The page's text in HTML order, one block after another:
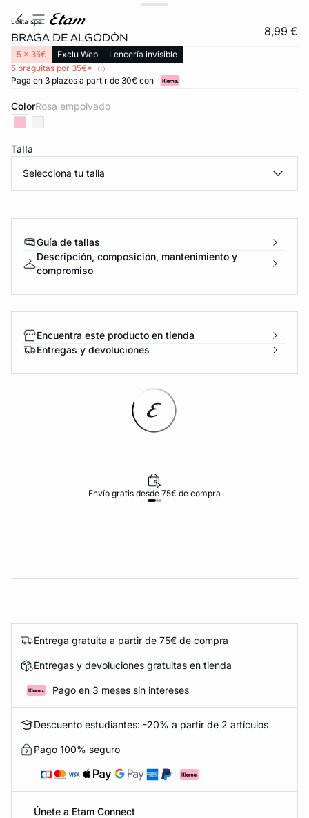
lolita spe
BRAGA DE ALGODÓN 8,99 €
5 x 35€ Exclu Web
Lencería invisible
5 braguitas por 35€*
Paga en 3 plazos a partir de 30€ con
Color rosa empolvado
Talla
Selecciona tu talla
Guía de tallas
Descripción, composición, mantenimiento y
compromiso
Encuentra este producto en tienda
Entregas y devoluciones
Envío gratis desde 75€ de compra
Entrega gratuita a partir de 75€ de compra
Entregas y devoluciones gratuitas en tienda
Pago en 3 meses sin intereses
Descuento estudiantes: -20% a partir de 2 artículos
Pago 100% seguro
Únete a Etam Connect